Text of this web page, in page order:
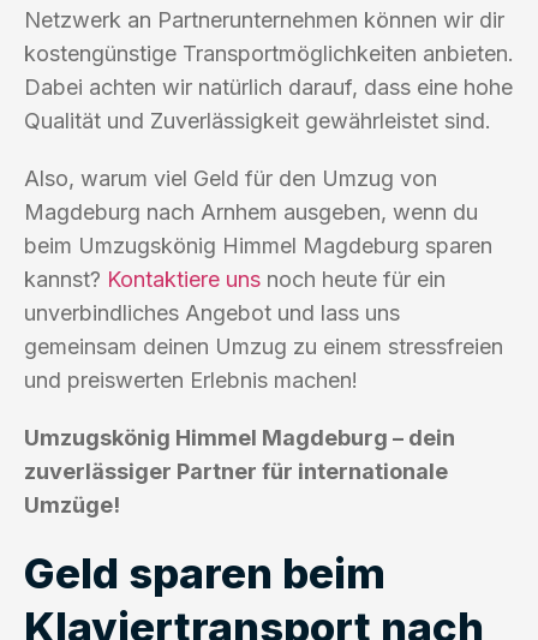
Netzwerk an Partnerunternehmen können wir dir
kostengünstige Transportmöglichkeiten anbieten.
Dabei achten wir natürlich darauf, dass eine hohe
Qualität und Zuverlässigkeit gewährleistet sind.
Also, warum viel Geld für den Umzug von
Magdeburg nach Arnhem ausgeben, wenn du
beim Umzugskönig Himmel Magdeburg sparen
kannst? Kontaktiere uns noch heute für ein
unverbindliches Angebot und lass uns
gemeinsam deinen Umzug zu einem stressfreien
und preiswerten Erlebnis machen!
Umzugskönig Himmel Magdeburg – dein
zuverlässiger Partner für internationale
Umzüge!
Geld sparen beim
Klaviertransport nach